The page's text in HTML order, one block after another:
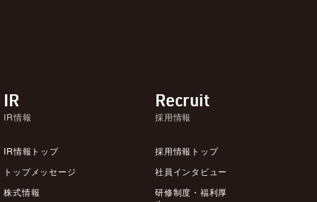
IR
IR情報
IR情報トップ
トップメッセージ
株式情報
Recruit
採用情報
採用情報トップ
社員インタビュー
研修制度・福利厚